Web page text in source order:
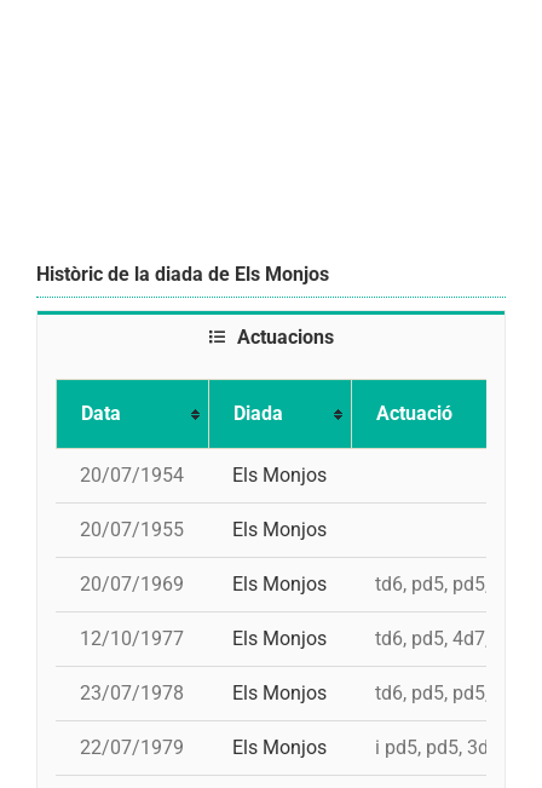
Històric de la diada de Els Monjos
Actuacions
Data Diada Actuació
20/07/1954 Els Monjos
20/07/1955 Els Monjos
20/07/1969 Els Monjos td6, pd5, pd5, 4d7
12/10/1977 Els Monjos td6, pd5, 4d7, 3d7,
23/07/1978 Els Monjos td6, pd5, pd5, pd5,
22/07/1979 Els Monjos i pd5, pd5, 3d7s,